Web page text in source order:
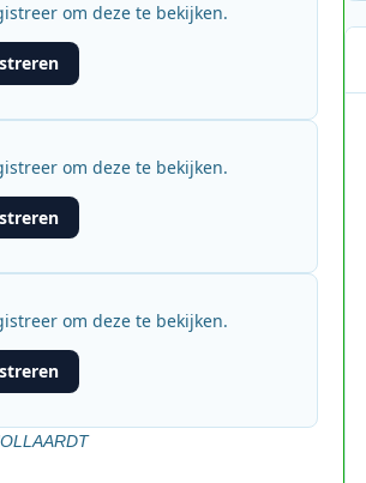
om deze te bekijken.
om deze te bekijken.
om deze te bekijken.